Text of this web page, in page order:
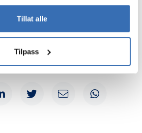
Tillat alle
Tilpass
Del siden